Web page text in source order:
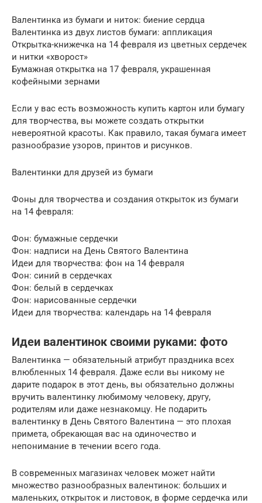
Валентинка из бумаги и ниток: биение сердца
Валентинка из двух листов бумаги: аппликация
Открытка-книжечка на 14 февраля из цветных сердечек
и нитки «хворост»
Бумажная открытка на 17 февраля, украшенная
кофейными зернами
Если у вас есть возможность купить картон или бумагу
для творчества, вы можете создать открытки
невероятной красоты. Как правило, такая бумага имеет
разнообразие узоров, принтов и рисунков.
Валентинки для друзей из бумаги
Фоны для творчества и создания открыток из бумаги
на 14 февраля:
Фон: бумажные сердечки
Фон: надписи на День Святого Валентина
Идеи для творчества: фон на 14 февраля
Фон: синий в сердечках
Фон: белый в сердечках
Фон: нарисованные сердечки
Идеи для творчества: календарь на 14 февраля
Идеи валентинок своими руками: фото
Валентинка — обязательный атрибут праздника всех
влюбленных 14 февраля. Даже если вы никому не
дарите подарок в этот день, вы обязательно должны
вручить валентинку любимому человеку, другу,
родителям или даже незнакомцу. Не подарить
валентинку в День Святого Валентина — это плохая
примета, обрекающая вас на одиночество и
непонимание в течении всего года.
В современных магазинах человек может найти
множество разнообразных валентинок: больших и
маленьких, открыток и листовок, в форме сердечка или